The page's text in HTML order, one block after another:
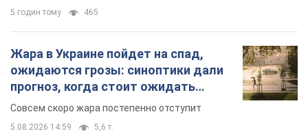
5 годин тому 465
Жара в Украине пойдет на спад,
ожидаются грозы: синоптики дали
прогноз, когда стоит ожидать
изменения погоды
Совсем скоро жара постепенно отступит
5.08.2026 14:59 5,6 т.